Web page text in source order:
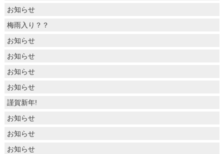
お知らせ
梅雨入り？？
お知らせ
お知らせ
お知らせ
お知らせ
謹賀新年!
お知らせ
お知らせ
お知らせ